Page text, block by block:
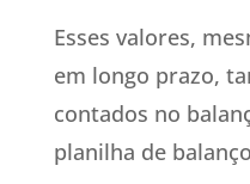
Esses valores,
em longo prazo,
contados no
planilha de